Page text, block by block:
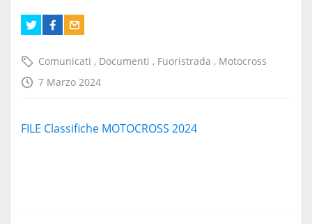
Comunicati , Documenti , Fuoristrada , Motocross
7 Marzo 2024
FILE Classifiche MOTOCROSS 2024